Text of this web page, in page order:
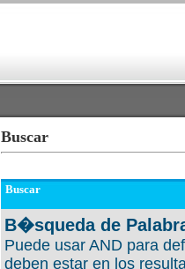
Buscar
Buscar
B�squeda de
Puede usar AND para
deben estar en los